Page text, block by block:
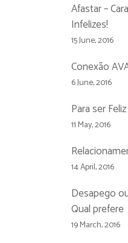
Afastar –
Infelizes!
15 June, 2016
Conexão
6 June, 2016
Para ser
11 May, 2016
14 April, 2016
Desapego
Qual prefere
19 March, 2016